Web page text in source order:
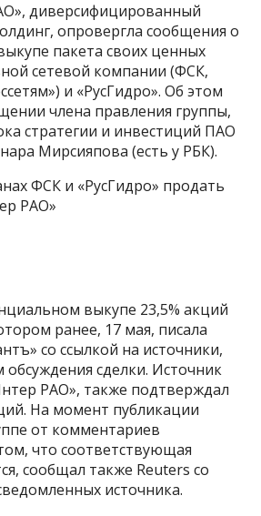
диверсифицированный
опровергла сообщения о
пакета своих ценных
сетевой компании (ФСК,
и «РусГидро». Об этом
члена правления группы,
стратегии и инвестиций ПАО
Мирсияпова (есть у РБК).
ФСК и «РусГидро» продать
РАО»
выкупе 23,5% акций
ранее, 17 мая, писала
со ссылкой на источники,
сделки. Источник
РАО», также подтверждал
На момент публикации
от комментариев
что соответствующая
сообщал также Reuters со
источника.